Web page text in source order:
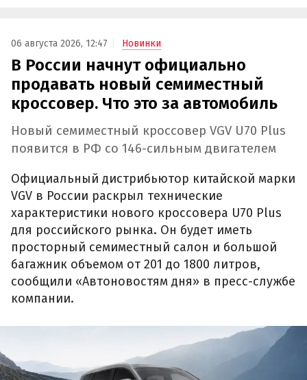
06 августа 2026, 12:47 Новинки
В России начнут официально
продавать новый семиместный
кроссовер. Что это за автомобиль
Новый семиместный кроссовер VGV U70 Plus
появится в РФ со 146-сильным двигателем
Официальный дистрибьютор китайской марки
VGV в России раскрыл технические
характеристики нового кроссовера U70 Plus
для российского рынка. Он будет иметь
просторный семиместный салон и большой
багажник объемом от 201 до 1800 литров,
сообщили «Автоновостям дня» в пресс-службе
компании.